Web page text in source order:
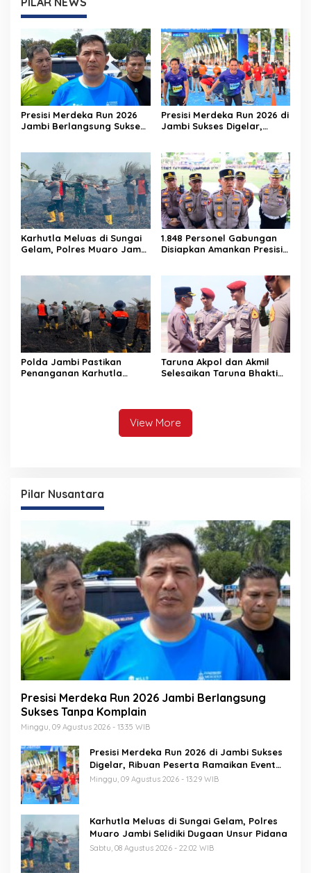
Presisi Merdeka Run 2026
Jambi Berlangsung Sukses
Presisi Merdeka Run 2026 di
Jambi Sukses Digelar,
Karhutla Meluas di Sungai
Gelam, Polres Muaro Jambi
1.848 Personel Gabungan
Disiapkan Amankan Presisi
Polda Jambi Pastikan
Penanganan Karhutla
Taruna Akpol dan Akmil
Selesaikan Taruna Bhakti
Lancar
View More
Pilar Nusantara
Presisi Merdeka Run 2026 Jambi Berlangsung
Sukses Tanpa Komplain
Minggu, 09 Agustus 2026 - 13:35 WIB
Presisi Merdeka Run 2026 di Jambi Sukses
Digelar, Ribuan Peserta Ramaikan Event
Nasional
Minggu, 09 Agustus 2026 - 13:29 WIB
Karhutla Meluas di Sungai Gelam, Polres
Muaro Jambi Selidiki Dugaan Unsur Pidana
Sabtu, 08 Agustus 2026 - 22:02 WIB